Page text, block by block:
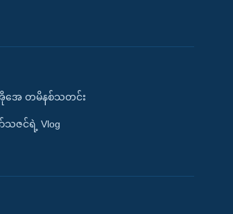
အေ တမိနစ်သတင်း
သဇင်ရဲ့ Vlog